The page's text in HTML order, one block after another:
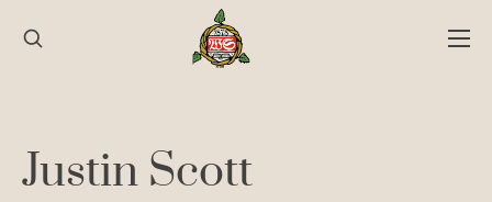
sisältöön
Justin Scott